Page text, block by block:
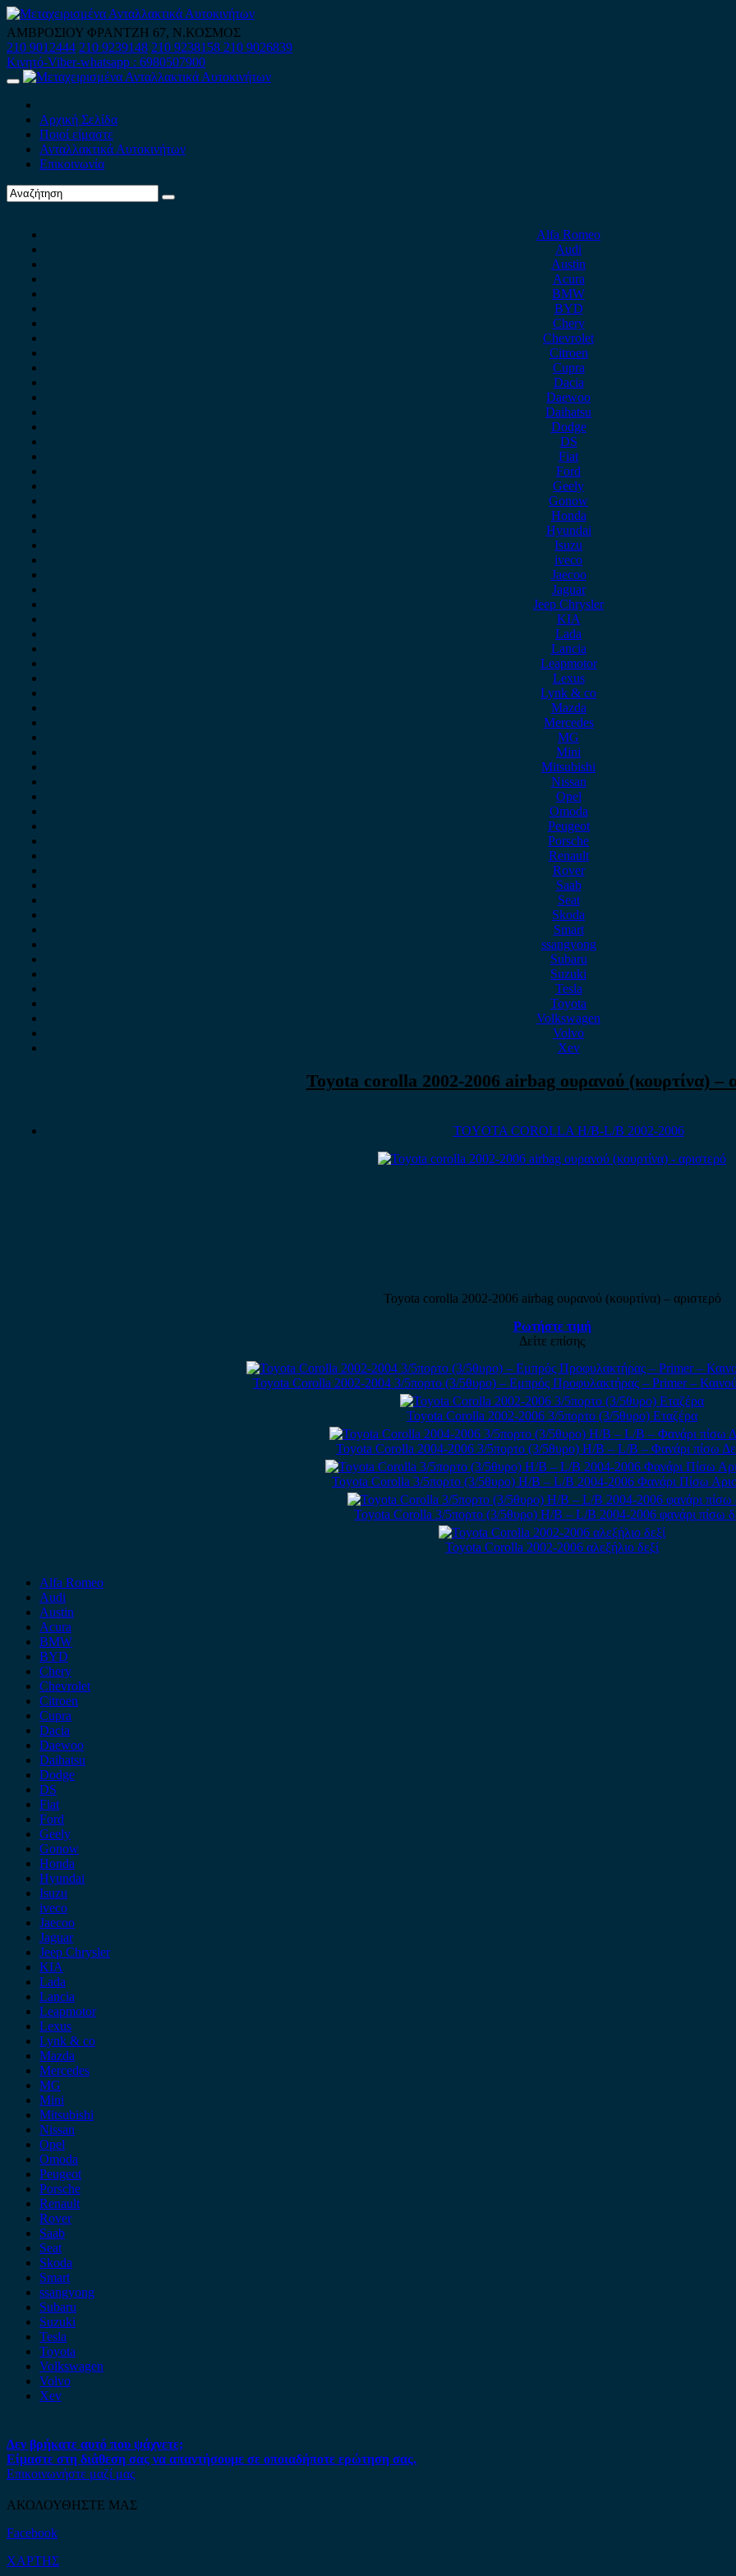
Skip
to
content
ΑΜΒΡΟΣΙΟΥ ΦΡΑΝΤΖΗ 67, Ν.ΚΟΣΜΟΣ
210 9012444 210 9239148 210 9238158 210 9026839
Κινητό-Viber-whatsapp : 6980507900
Primary
Αρχική Σελίδα
Ποιοί είμαστε
Ανταλλακτικά Αυτοκινήτων
Επικοινωνία
Alfa Romeo
Audi
Austin
Acura
BMW
BYD
Chery
Chevrolet
Citroen
Cupra
Dacia
Daewoo
Daihatsu
Dodge
DS
Fiat
Ford
Geely
Gonow
Honda
Hyundai
Isuzu
iveco
Jaecoo
Jaguar
Jeep Chrysler
KIA
Lada
Lancia
Leapmotor
Lexus
Lynk & co
Mazda
Mercedes
MG
Mini
Mitsubishi
Nissan
Opel
Omoda
Peugeot
Porsche
Renault
Rover
Saab
Seat
Skoda
Smart
ssangyong
Subaru
Suzuki
Tesla
Toyota
Volkswagen
Volvo
Xev
Toyota corolla 2002-2006 airbag ουρανού (κουρτίνα) –
TOYOTA COROLLA H/B-L/B 2002-2006
Toyota corolla 2002-2006 airbag ουρανού (κουρτίνα) – αριστερό
Ρωτήστε τιμή
Δείτε επίσης
Toyota Corolla 2002-2004 3/5πορτο (3/5θυρο) – Εμπρός Προφυλακτήρας – Primer –
Toyota Corolla 2002-2006 3/5πορτο (3/5θυρο) Εταζέρα
Toyota Corolla 2004-2006 3/5πορτο (3/5θυρο) H/B – L/B – Φανάρι πίσω
Toyota Corolla 3/5πορτο (3/5θυρο) H/B – L/B 2004-2006 Φανάρι Πίσω
Toyota Corolla 3/5πορτο (3/5θυρο) H/B – L/B 2004-2006 φανάρι πίσω
Toyota Corolla 2002-2006 αλεξήλιο δεξί
Alfa Romeo
Audi
Austin
Acura
BMW
BYD
Chery
Chevrolet
Citroen
Cupra
Dacia
Daewoo
Daihatsu
Dodge
DS
Fiat
Ford
Geely
Gonow
Honda
Hyundai
Isuzu
iveco
Jaecoo
Jaguar
Jeep Chrysler
KIA
Lada
Lancia
Leapmotor
Lexus
Lynk & co
Mazda
Mercedes
MG
Mini
Mitsubishi
Nissan
Opel
Omoda
Peugeot
Porsche
Renault
Rover
Saab
Seat
Skoda
Smart
ssangyong
Subaru
Suzuki
Tesla
Toyota
Volkswagen
Volvo
Xev
Δεν βρήκατε αυτό που ψάχνετε;
Είμαστε στη διάθεση σας να απαντήσουμε σε οποιαδήποτε ερώτηση σας.
Επικοινωνήστε μαζί μας
ΑΚΟΛΟΥΘΗΣΤΕ ΜΑΣ
Facebook
ΧΑΡΤΗΣ